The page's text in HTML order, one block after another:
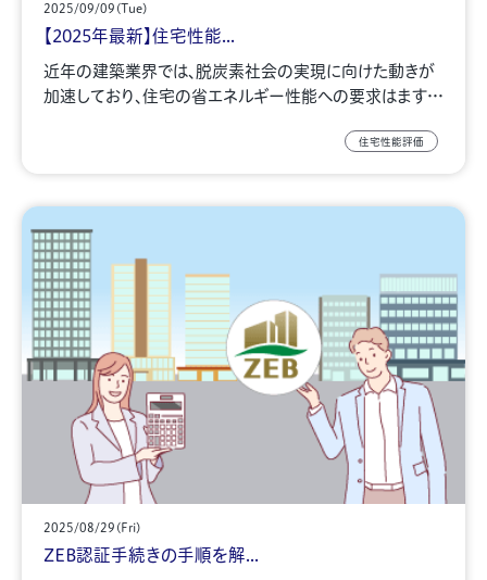
2025/09/09(Tue)
【2025年最新】住宅性能...
近年の建築業界では、脱炭素社会の実現に向けた動きが
加速しており、住宅の省エネルギー性能への要求はます…
住宅性能評価
2025/08/29(Fri)
ZEB認証手続きの手順を解...